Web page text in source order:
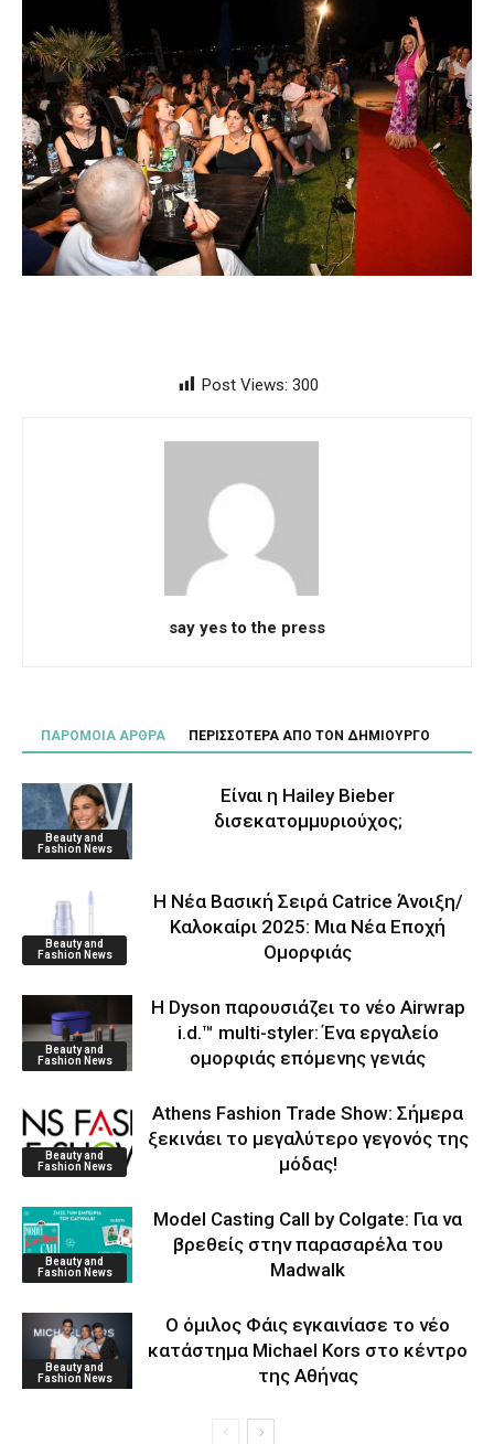
Post Views: 300
say yes to the press
ΠΑΡΟΜΟΙΑ ΑΡΘΡΑ ΠΕΡΙΣΣΟΤΕΡΑ ΑΠΟ ΤΟΝ ΔΗΜΙΟΥΡΓΟ
Beauty and
Fashion News
Είναι η Hailey Bieber
δισεκατομμυριούχος;
Beauty and
Fashion News
Η Νέα Βασική Σειρά Catrice Άνοιξη/
Καλοκαίρι 2025: Μια Νέα Εποχή
Ομορφιάς
Beauty and
Fashion News
Η Dyson παρουσιάζει το νέο Airwrap
i.d.™ multi-styler: Ένα εργαλείο
ομορφιάς επόμενης γενιάς
Beauty and
Fashion News
Athens Fashion Trade Show: Σήμερα
ξεκινάει το μεγαλύτερο γεγονός της
μόδας!
Beauty and
Fashion News
Model Casting Call by Colgate: Για να
βρεθείς στην παρασαρέλα του
Μadwalk
Beauty and
Fashion News
O όμιλος Φάις εγκαινίασε το νέο
κατάστημα Michael Kors στο κέντρο
της Αθήνας